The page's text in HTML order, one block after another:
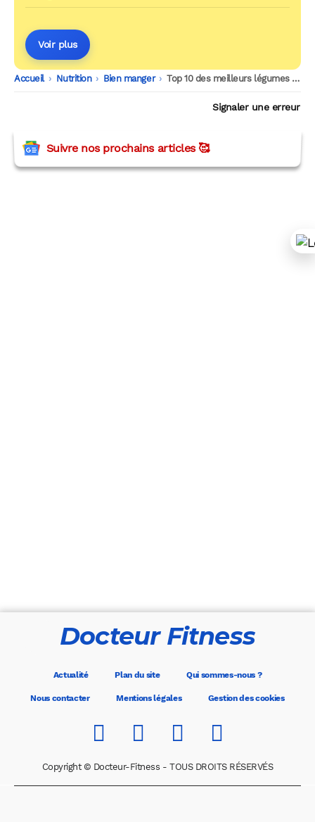
Voir plus
Accueil -
Nutrition -
Bien manger -
Top 10 des meilleurs légumes bons pour les artères
Signaler une erreur
Suivre nos prochains articles 🥰
Docteur Fitness
Actualité Plan du site Qui sommes-nous ?
Nous contacter Mentions légales Gestion des cookies
Copyright © Docteur-Fitness - TOUS DROITS RÉSERVÉS